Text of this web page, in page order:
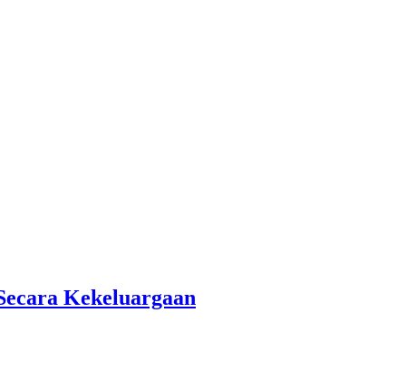
Kekeluargaan